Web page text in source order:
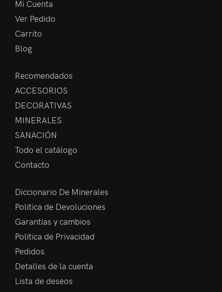
Mi Cuenta
Ver Pedido
Carrito
Blog
Recomendados
ACCESORIOS
DECORATIVAS
MINERALES
SANACIÓN
Todo el catálogo
Contacto
Diccionario De Minerales
Política de Devoluciones
Garantías y cambios
Política de Privacidad
Pedidos
Detalles de la cuenta
Lista de deseos